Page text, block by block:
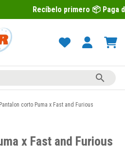
primero 📦 Paga después con

Pantalon corto Puma x Fast and Furious
x Fast and Furious